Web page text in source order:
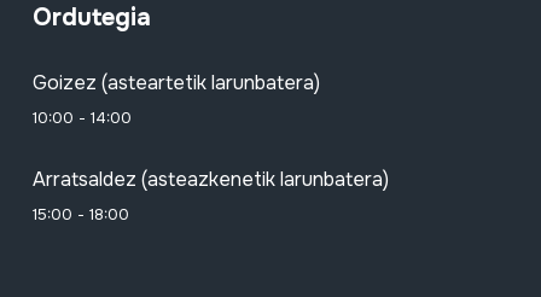
Ordutegia
Goizez (asteartetik larunbatera)
10:00 - 14:00
Arratsaldez (asteazkenetik larunbatera)
15:00 - 18:00